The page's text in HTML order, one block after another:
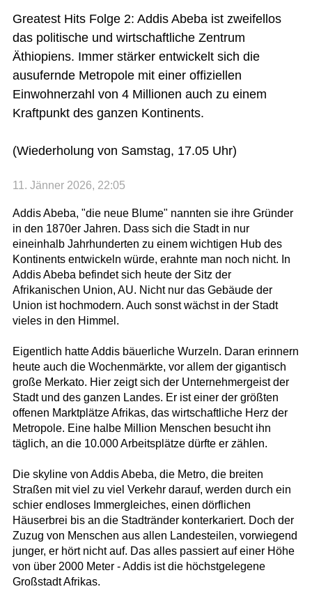
Greatest Hits Folge 2: Addis Abeba ist zweifellos
das politische und wirtschaftliche Zentrum
Äthiopiens. Immer stärker entwickelt sich die
ausufernde Metropole mit einer offiziellen
Einwohnerzahl von 4 Millionen auch zu einem
Kraftpunkt des ganzen Kontinents.
(Wiederholung von Samstag, 17.05 Uhr)
11. Jänner 2026, 22:05
Addis Abeba, "die neue Blume" nannten sie ihre Gründer
in den 1870er Jahren. Dass sich die Stadt in nur
eineinhalb Jahrhunderten zu einem wichtigen Hub des
Kontinents entwickeln würde, erahnte man noch nicht. In
Addis Abeba befindet sich heute der Sitz der
Afrikanischen Union, AU. Nicht nur das Gebäude der
Union ist hochmodern. Auch sonst wächst in der Stadt
vieles in den Himmel.
Eigentlich hatte Addis bäuerliche Wurzeln. Daran erinnern
heute auch die Wochenmärkte, vor allem der gigantisch
große Merkato. Hier zeigt sich der Unternehmergeist der
Stadt und des ganzen Landes. Er ist einer der größten
offenen Marktplätze Afrikas, das wirtschaftliche Herz der
Metropole. Eine halbe Million Menschen besucht ihn
täglich, an die 10.000 Arbeitsplätze dürfte er zählen.
Die skyline von Addis Abeba, die Metro, die breiten
Straßen mit viel zu viel Verkehr darauf, werden durch ein
schier endloses Immergleiches, einen dörflichen
Häuserbrei bis an die Stadtränder konterkariert. Doch der
Zuzug von Menschen aus allen Landesteilen, vorwiegend
junger, er hört nicht auf. Das alles passiert auf einer Höhe
von über 2000 Meter - Addis ist die höchstgelegene
Großstadt Afrikas.